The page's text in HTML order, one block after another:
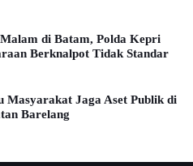
di Batam, Polda Kepri
Berknalpot Tidak Standar
Masyarakat Jaga Aset Publik di
Barelang